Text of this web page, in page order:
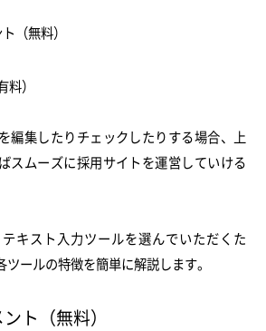
（無料）
）
編集したりチェックしたりする場合、上
スムーズに採用サイトを運営していける
キスト入力ツールを選んでいただくた
ールの特徴を簡単に解説します。
ト（無料）